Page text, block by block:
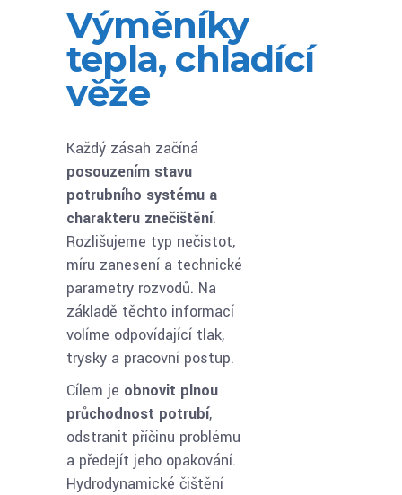
Výměníky
tepla, chladící
věže
Každý zásah začíná
posouzením stavu
potrubního systému a
charakteru znečištění.
Rozlišujeme typ nečistot,
míru zanesení a technické
parametry rozvodů. Na
základě těchto informací
volíme odpovídající tlak,
trysky a pracovní postup.
Cílem je obnovit plnou
průchodnost potrubí,
odstranit příčinu problému
a předejít jeho opakování.
Hydrodynamické čištění